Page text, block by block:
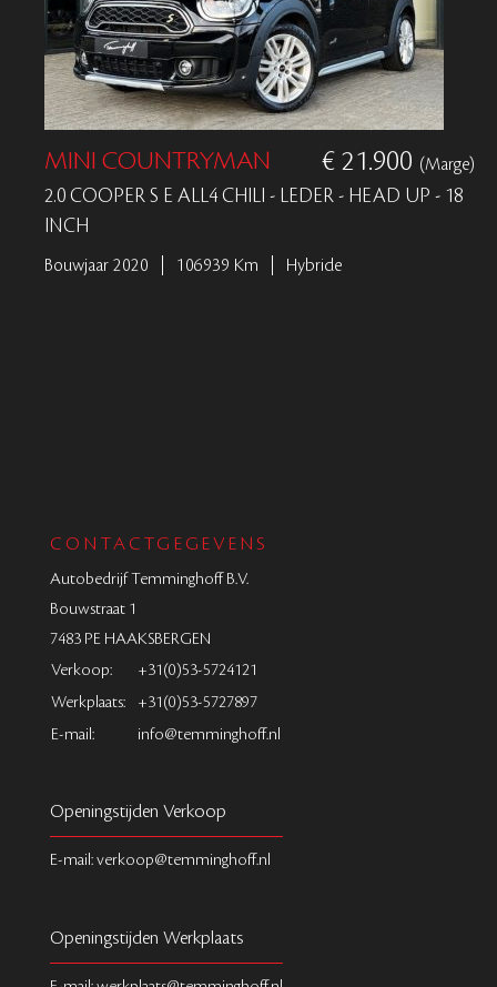
MINI COUNTRYMAN € 21.900 (Marge)
2.0 COOPER S E ALL4 CHILI - LEDER - HEAD UP - 18
INCH
Bouwjaar 2020 106939 Km Hybride
CONTACTGEGEVENS
Autobedrijf Temminghoff B.V.
Bouwstraat 1
7483 PE HAAKSBERGEN
Verkoop:
+31(0)53-5724121
Werkplaats:
+31(0)53-5727897
E-mail:
info@temminghoff.nl
Openingstijden Verkoop
E-mail: verkoop@temminghoff.nl
Openingstijden Werkplaats